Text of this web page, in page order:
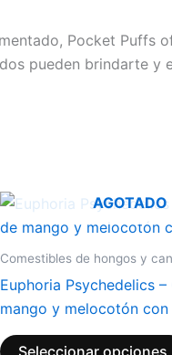
Pocket Puffs
pueden brindarte y
AGOTADO
Comestibles de hongos y
Euphoria Psychedelics
mango y melocotón con
Seleccionar opciones